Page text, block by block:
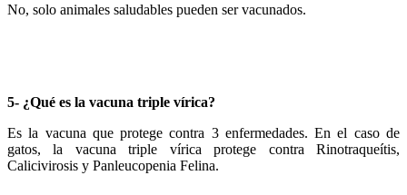
No, solo animales saludables pueden ser vacunados.
5- ¿Qué es la vacuna triple vírica?
Es la vacuna que protege contra 3 enfermedades. En el caso de
gatos, la vacuna triple vírica protege contra Rinotraqueítis,
Calicivirosis y Panleucopenia Felina.